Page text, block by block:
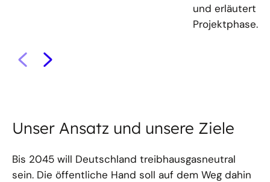
und erläutert
Projektphase.
Unser Ansatz und unsere Ziele
Bis 2045 will Deutschland treibhausgasneutral
sein. Die öffentliche Hand soll auf dem Weg dahin